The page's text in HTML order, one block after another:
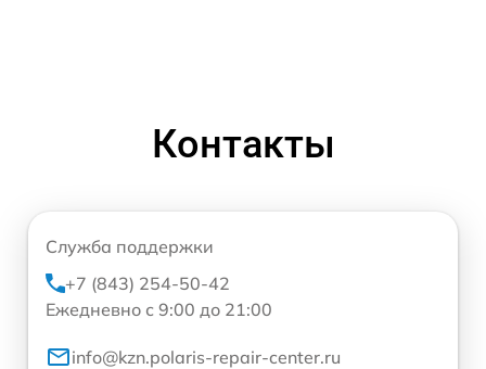
Контакты
Служба поддержки
+7 (843) 254-50-42
Ежедневно с 9:00 до 21:00
info@kzn.polaris-repair-center.ru